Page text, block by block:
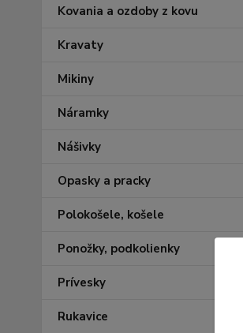
Kovania a ozdoby z kovu
Kravaty
Mikiny
Náramky
Nášivky
Opasky a pracky
Polokošele, košele
Ponožky, podkolienky
Prívesky
Rukavice